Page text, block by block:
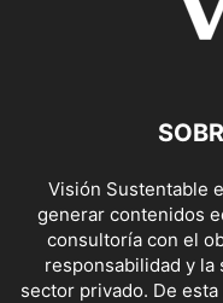
Visión Sustentable
generar contenidos
consultoría con el
responsabilidad y
sector privado. De